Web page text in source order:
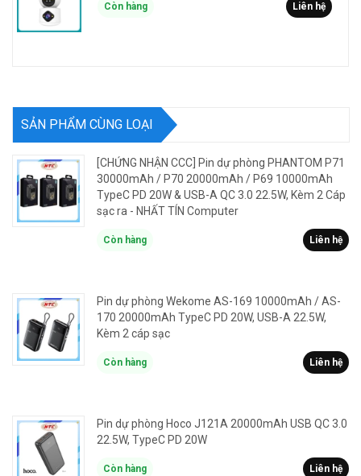
Còn hàng Liên hệ
SẢN PHẨM CÙNG LOẠI
[CHỨNG NHẬN CCC] Pin dự phòng PHANTOM P71
30000mAh / P70 20000mAh / P69 10000mAh
TypeC PD 20W & USB-A QC 3.0 22.5W, Kèm 2 Cáp
sạc ra - NHẤT TÍN Computer
Còn hàng Liên hệ
Pin dự phòng Wekome AS-169 10000mAh / AS-
170 20000mAh TypeC PD 20W, USB-A 22.5W,
Kèm 2 cáp sạc
Còn hàng Liên hệ
Pin dự phòng Hoco J121A 20000mAh USB QC 3.0
22.5W, TypeC PD 20W
Còn hàng Liên hệ